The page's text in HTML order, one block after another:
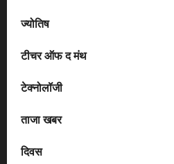
ज्योतिष
टीचर ऑफ द मंथ
टेक्नोलॉजी
ताजा खबर
दिवस